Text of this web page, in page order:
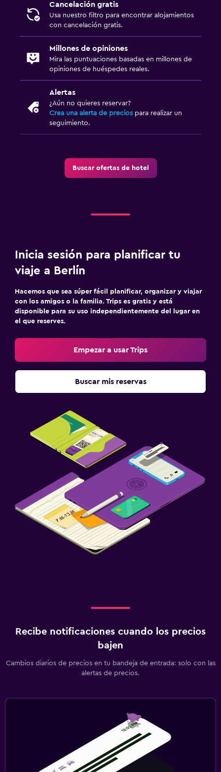
Cancelación gratis
Usa nuestro filtro para encontrar alojamientos
con cancelación gratis.
Millones de opiniones
Mira las puntuaciones basadas en millones de
opiniones de huéspedes reales.
Alertas
¿Aún no quieres reservar?
Crea una alerta de precios para realizar un
seguimiento.
Buscar ofertas de hotel
Inicia sesión para planificar tu
viaje a Berlín
Hacemos que sea súper fácil planificar, organizar y viajar
con los amigos o la familia. Trips es gratis y está
disponible para su uso independientemente del lugar en
el que reserves.
Empezar a usar Trips
Buscar mis reservas
Recibe notificaciones cuando los precios
bajen
Cambios diarios de precios en tu bandeja de entrada: solo con las
alertas de precios.